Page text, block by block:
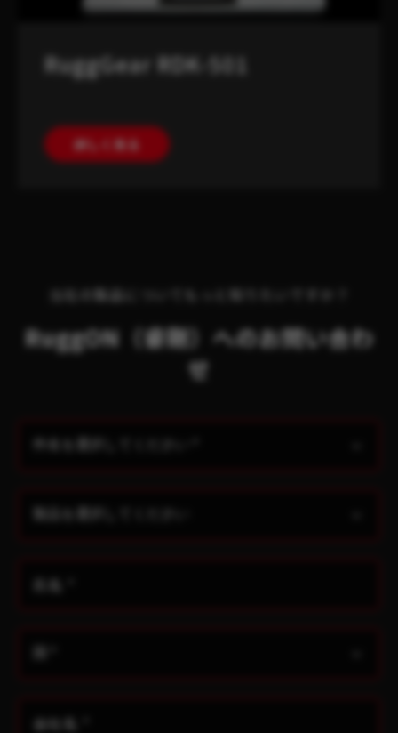
RuggGear RDK-501
詳しく見る
当社の製品についてもっと知りたいですか？
RuggON（睿剛）へのお問い合わ
せ
氏名
会社名